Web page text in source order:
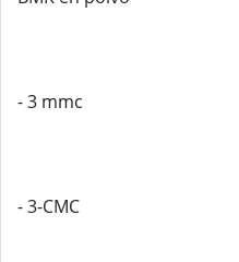
- 3 mmc
- 3-CMC